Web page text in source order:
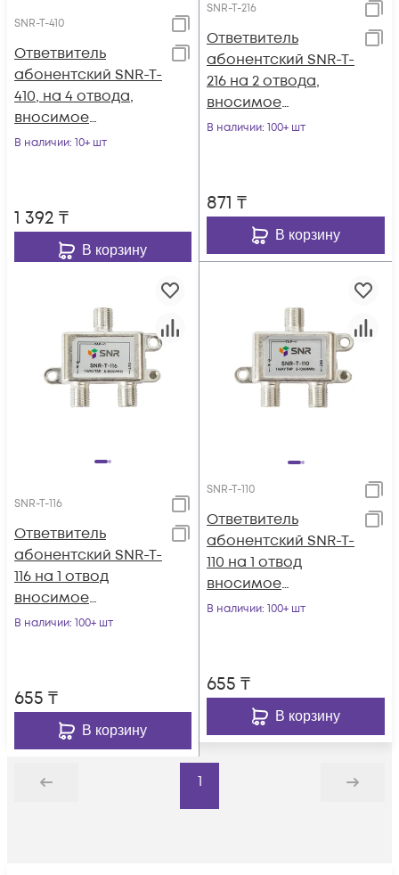
SNR-T-410
Ответвитель
абонентский SNR-T-
410, на 4 отвода,
вносимое
затухание IN-TAP
В наличии: 10+ шт
1 392 ₸
В корзину
SNR-T-216
Ответвитель
абонентский SNR-T-
216 на 2 отвода,
вносимое
затухание IN-TAP
В наличии: 100+ шт
871 ₸
В корзину
SNR-T-116
Ответвитель
абонентский SNR-T-
116 на 1 отвод
вносимое
затухание IN-TAP
В наличии: 100+ шт
655 ₸
В корзину
SNR-T-110
Ответвитель
абонентский SNR-T-
110 на 1 отвод
вносимое
затухание IN-TAP
В наличии: 100+ шт
655 ₸
В корзину
Назад
1
Дальше